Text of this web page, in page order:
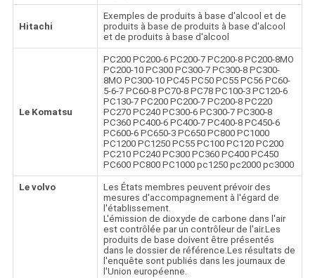
Hitachi
Exemples de produits à base d'alcool et de
produits à base de produits à base d'alcool
et de produits à base d'alcool
Le Komatsu
PC200 PC200-6 PC200-7 PC200-8 PC200-8MO
PC200-10 PC300 PC300-7 PC300-8 PC300-
8MO PC300-10 PC45 PC50 PC55 PC56 PC60-
5-6-7 PC60-8 PC70-8 PC78 PC100-3 PC120-6
PC130-7 PC200 PC200-7 PC200-8 PC220
PC270 PC240 PC300-6 PC300-7 PC300-8
PC360 PC400-6 PC400-7 PC400-8 PC450-6
PC600-6 PC650-3 PC650 PC800 PC1000
PC1200 PC1250 PC55 PC100 PC120 PC200
PC210 PC240 PC300 PC360 PC400 PC450
PC600 PC800 PC1000 pc1250 pc2000 pc3000
Le volvo
Les États membres peuvent prévoir des
mesures d'accompagnement à l'égard de
l'établissement.
L'émission de dioxyde de carbone dans l'air
est contrôlée par un contrôleur de l'air.Les
produits de base doivent être présentés
dans le dossier de référence.Les résultats de
l'enquête sont publiés dans les journaux de
l'Union européenne.